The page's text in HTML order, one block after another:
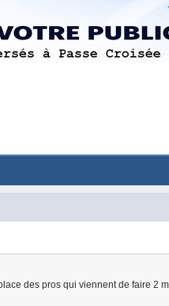
des pros qui viennent de faire 2